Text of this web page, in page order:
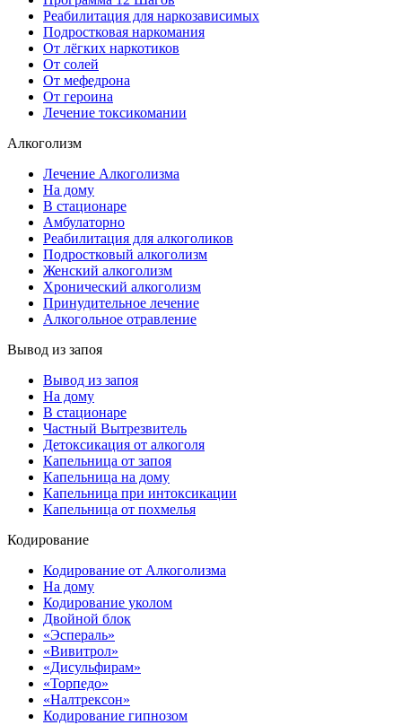
Реабилитация для наркозависимых
Подростковая наркомания
От лёгких наркотиков
От солей
От мефедрона
От героина
Лечение токсикомании
Алкоголизм
Лечение Алкоголизма
На дому
В стационаре
Амбулаторно
Реабилитация для алкоголиков
Подростковый алкоголизм
Женский алкоголизм
Хронический алкоголизм
Принудительное лечение
Алкогольное отравление
Вывод из запоя
Вывод из запоя
На дому
В стационаре
Частный Вытрезвитель
Детоксикация от алкоголя
Капельница от запоя
Капельница на дому
Капельница при интоксикации
Капельница от похмелья
Кодирование
Кодирование от Алкоголизма
На дому
Кодирование уколом
Двойной блок
«Эспераль»
«Вивитрол»
«Дисульфирам»
«Торпедо»
«Налтрексон»
Кодирование гипнозом